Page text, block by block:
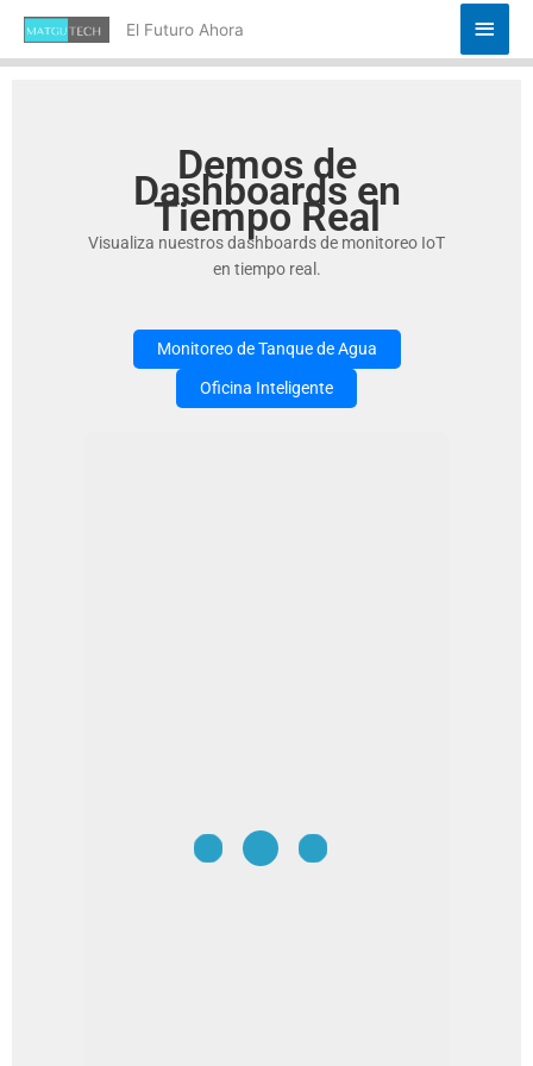
contenido
El Futuro Ahora
Demos de
Dashboards en
Tiempo Real
Visualiza nuestros dashboards de monitoreo IoT
en tiempo real.
Monitoreo de Tanque de Agua
Oficina Inteligente